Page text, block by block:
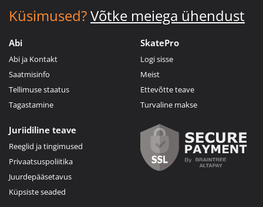
Küsimused?Võtke meiega ühendust
Abi
Abi ja Kontakt
Saatmisinfo
Tellimuse staatus
Tagastamine
SkatePro
Logi sisse
Meist
Ettevõtte teave
Turvaline makse
Juriidiline teave
Reeglid ja tingimused
Privaatsuspoliitika
Juurdepääsetavus
Küpsiste seaded